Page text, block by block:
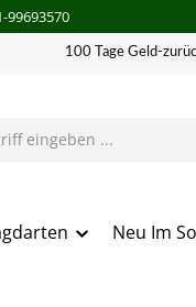
100 Tage Geld-
Neu Im